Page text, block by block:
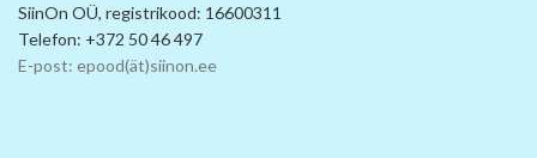
SiinOn OÜ, registrikood: 16600311
Telefon: +372 50 46 497
E-post: epood(ät)siinon.ee